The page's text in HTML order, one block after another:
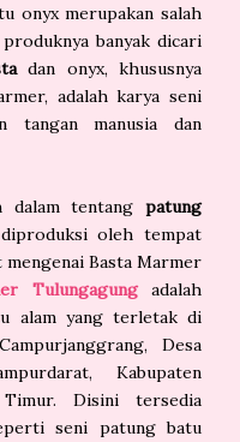
onyx merupakan salah
banyak dicari
dan onyx, khususnya
adalah karya seni
tangan manusia dan
dalam tentang patung
oleh tempat
Basta Marmer
Tulungagungadalah
alam yang terletak di
Desa
Kabupaten
Disini tersedia
seni patung batu